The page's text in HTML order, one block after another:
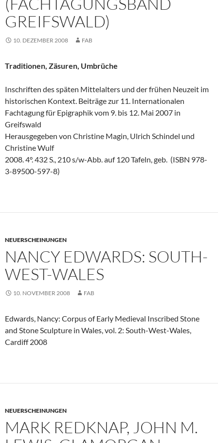
GREIFSWALD)
10. DEZEMBER 2008 FAB
Traditionen, Zäsuren, Umbrüche
Inschriften des späten Mittelalters und der frühen Neuzeit im
historischen Kontext. Beiträge zur 11. Internationalen
Fachtagung für Epigraphik vom 9. bis 12. Mai 2007 in
Greifswald
Herausgegeben von Christine Magin, Ulrich Schindel und
Christine Wulf
2008. 4°. 432 S., 210 s/w-Abb. auf 120 Tafeln, geb. (ISBN 978-
3-89500-597-8)
NEUERSCHEINUNGEN
NANCY EDWARDS: SOUTH-
WEST-WALES
10. NOVEMBER 2008 FAB
Edwards, Nancy: Corpus of Early Medieval Inscribed Stone
and Stone Sculpture in Wales, vol. 2: South-West-Wales,
Cardiff 2008
NEUERSCHEINUNGEN
MARK REDKNAP, JOHN M.